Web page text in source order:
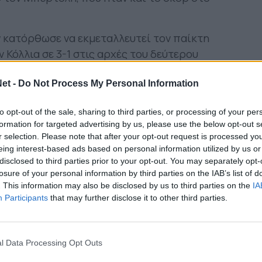
- Do Not Process My Personal Information
opt-out of the sale, sharing to third parties, or processing of your
for targeted advertising by us, please use the below opt-out
selection. Please note that after your opt-out request is processed
interest-based ads based on personal information utilized by us
to third parties prior to your opt-out. You may separately
of your personal information by third parties on the IAB’s list of
This information may also be disclosed by us to third parties on the
Participants that may further disclose it to other third parties.
Data Processing Opt Outs
να εκμεταλλευτεί τον παίκτη
σε 3-1 στις αρχές του δεύτερου
κάνοντας το 4-1 με τον Κόκκινο και λίγο
τα είχε βρει σκούρα απέναντι στον
καθοριστικές επεμβάσεις κάτω από τα
για την Ροή, με τον Γρηγορόπουλο να
μείωσε σε 6-3 και ο Τζώρτζης σε 6-4,
την Ροή στα 43,8” με τον Καζάκο να αποκρούει.
οκταλέπτου να κλείνει στο 7-4 και τον
τελευταία επίθεση.
στις αρχές του τρίτου οκταλέπτου, 7-5. Ο
στα 4:55, με τον Καρακάση να
δοκάρι. Οι άμυνες των δύο ομάδων
να κρατούν στο μηδέν την επίθεση της